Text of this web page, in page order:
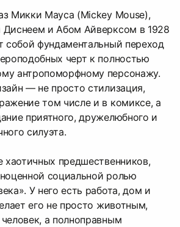
Микки Мауса (Mickey Mouse),
Диснеем и Абом Айверксом в 1928
собой фундаментальный переход
черт к полностью
антропоморфному персонажу.
— не просто стилизация,
том числе и в комиксе, а
приятного, дружелюбного и
силуэта.
хаотичных предшественников,
социальной ролью
У него есть работа, дом и
его не просто животным,
а полноправным